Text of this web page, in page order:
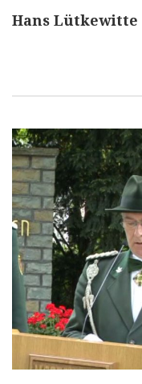
Hans Lütkewitte